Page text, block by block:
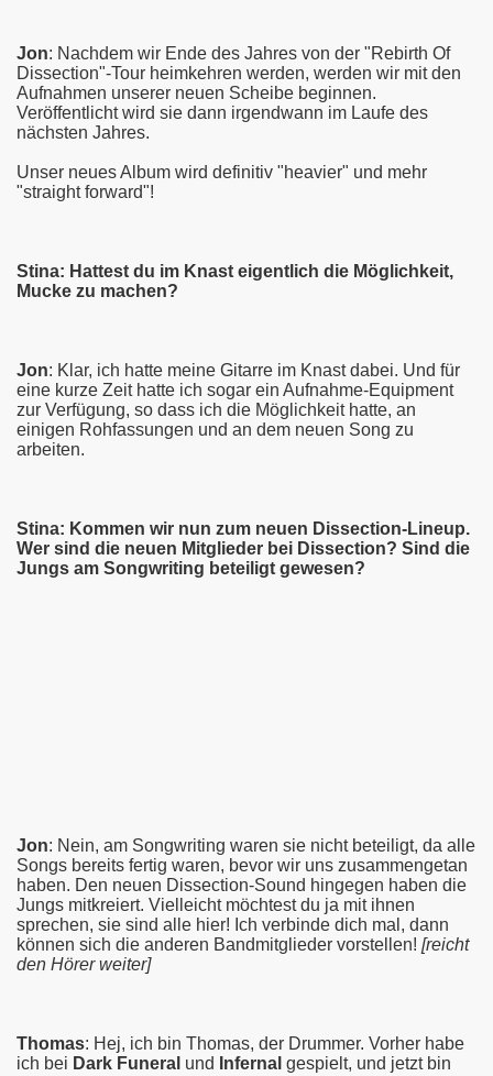
Jon: Nachdem wir Ende des Jahres von der "Rebirth Of
Dissection"-Tour heimkehren werden, werden wir mit den
Aufnahmen unserer neuen Scheibe beginnen.
Veröffentlicht wird sie dann irgendwann im Laufe des
nächsten Jahres.
Unser neues Album wird definitiv "heavier" und mehr
"straight forward"!
Stina: Hattest du im Knast eigentlich die Möglichkeit,
Mucke zu machen?
Jon: Klar, ich hatte meine Gitarre im Knast dabei. Und für
eine kurze Zeit hatte ich sogar ein Aufnahme-Equipment
zur Verfügung, so dass ich die Möglichkeit hatte, an
einigen Rohfassungen und an dem neuen Song zu
arbeiten.
Stina: Kommen wir nun zum neuen Dissection-Lineup.
Wer sind die neuen Mitglieder bei Dissection? Sind die
Jungs am Songwriting beteiligt gewesen?
Jon: Nein, am Songwriting waren sie nicht beteiligt, da alle
Songs bereits fertig waren, bevor wir uns zusammengetan
haben. Den neuen Dissection-Sound hingegen haben die
Jungs mitkreiert. Vielleicht möchtest du ja mit ihnen
sprechen, sie sind alle hier! Ich verbinde dich mal, dann
können sich die anderen Bandmitglieder vorstellen! [reicht
den Hörer weiter]
Thomas: Hej, ich bin Thomas, der Drummer. Vorher habe
ich bei Dark Funeral und Infernal gespielt, und jetzt bin